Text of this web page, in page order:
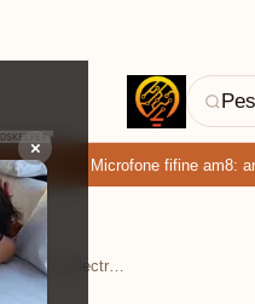
×
Microfone fifine am8: